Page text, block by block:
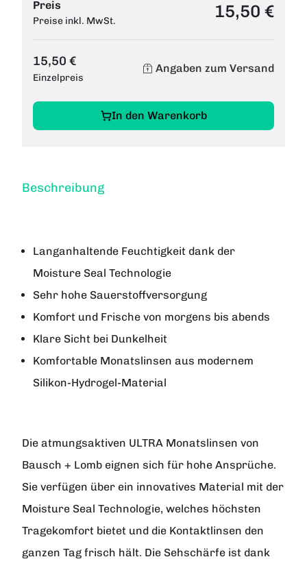
Preis
Preise inkl. MwSt. 15,50 €
15,50 €
Einzelpreis
Angaben zum Versand
In den Warenkorb
Beschreibung
Langanhaltende Feuchtigkeit dank der
Moisture Seal Technologie
Sehr hohe Sauerstoffversorgung
Komfort und Frische von morgens bis abends
Klare Sicht bei Dunkelheit
Komfortable Monatslinsen aus modernem
Silikon-Hydrogel-Material
Die atmungsaktiven ULTRA Monatslinsen von
Bausch + Lomb eignen sich für hohe Ansprüche.
Sie verfügen über ein innovatives Material mit der
Moisture Seal Technologie, welches höchsten
Tragekomfort bietet und die Kontaktlinsen den
ganzen Tag frisch hält. Die Sehschärfe ist dank